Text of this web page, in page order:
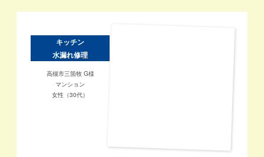
キッチン
水漏れ修理
高槻市三箇牧 G様
マンション
女性（30代）